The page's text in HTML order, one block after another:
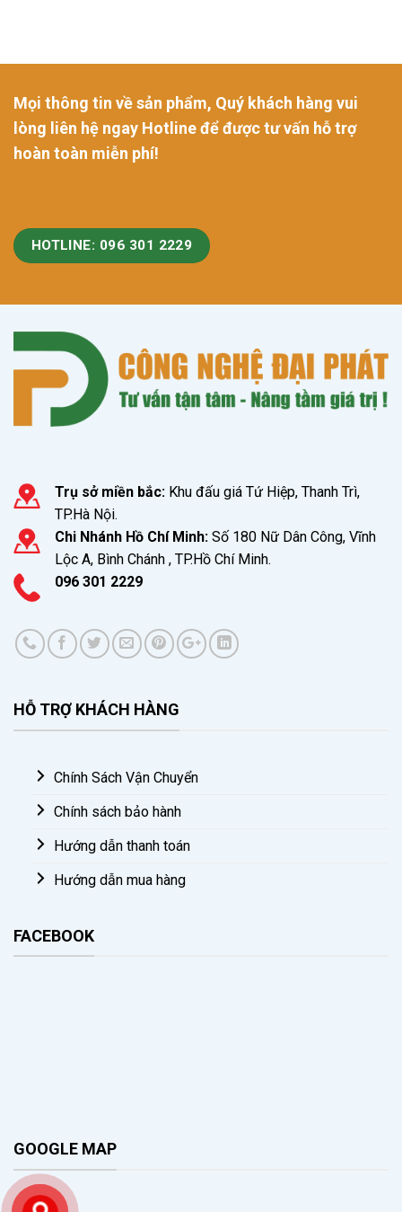
Mọi thông tin về sản phẩm, Quý khách hàng vui
lòng liên hệ ngay Hotline để được tư vấn hỗ trợ
hoàn toàn miễn phí!
HOTLINE: 096 301 2229
Trụ sở miền bắc: Khu đấu giá Tứ Hiệp, Thanh Trì,
TP.Hà Nội.
Chi Nhánh Hồ Chí Minh: Số 180 Nữ Dân Công, Vĩnh
Lộc A, Bình Chánh , TP.Hồ Chí Minh.
096 301 2229
HỖ TRỢ KHÁCH HÀNG
Chính Sách Vận Chuyển
Chính sách bảo hành
Hướng dẫn thanh toán
Hướng dẫn mua hàng
FACEBOOK
GOOGLE MAP